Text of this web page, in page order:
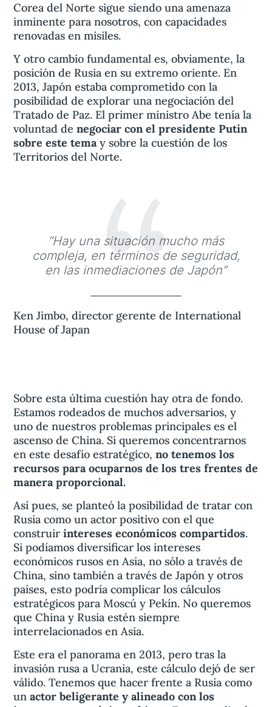
Corea del Norte sigue siendo una amenaza
inminente para nosotros, con capacidades
renovadas en misiles.
Y otro cambio fundamental es, obviamente, la
posición de Rusia en su extremo oriente. En
2013, Japón estaba comprometido con la
posibilidad de explorar una negociación del
Tratado de Paz. El primer ministro Abe tenía la
voluntad denegociar con el presidente Putin
sobre este temay sobre la cuestión de los
Territorios del Norte.
“Hay una situación mucho más
compleja, en términos de seguridad,
en las inmediaciones de Japón”
Ken Jimbo, director gerente de International
House of Japan
“
Sobre esta última cuestión hay otra de fondo.
Estamos rodeados de muchos adversarios, y
uno de nuestros problemas principales es el
ascenso de China. Si queremos concentrarnos
en este desafío estratégico,no tenemos los
recursos para ocuparnos de los tres frentes de
manera proporcional.
Así pues, se planteó la posibilidad de tratar con
Rusia como un actor positivo con el que
construirintereses económicos compartidos.
Si podíamos diversificar los intereses
económicos rusos en Asia, no sólo a través de
China, sino también a través de Japón y otros
países, esto podría complicar los cálculos
estratégicos para Moscú y Pekín. No queremos
que China y Rusia estén siempre
interrelacionados en Asia.
Este era el panorama en 2013, pero tras la
invasión rusa a Ucrania, este cálculo dejó de ser
válido. Tenemos que hacer frente a Rusia como
unactor beligerante y alineado con los